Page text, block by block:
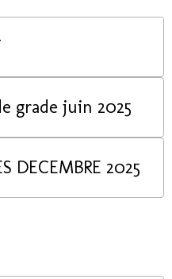
inscription Passage de grade juin 2025
DECEMBRE 2025